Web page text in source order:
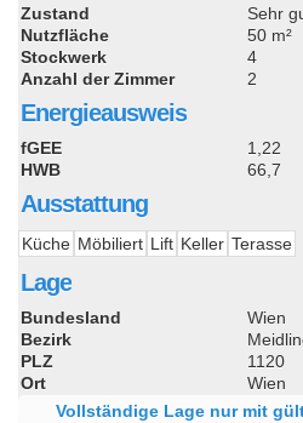
Zustand
Sehr
Nutzfläche
50 m²
Stockwerk
4
Anzahl der Zimmer
2
Energieausweis
fGEE
1,22
HWB
66,7
Ausstattung
Küche Möbiliert Lift Keller Terasse
Lage
Bundesland
Wien
Bezirk
PLZ
1120
Ort
Wien
Vollständige Lage nur mit